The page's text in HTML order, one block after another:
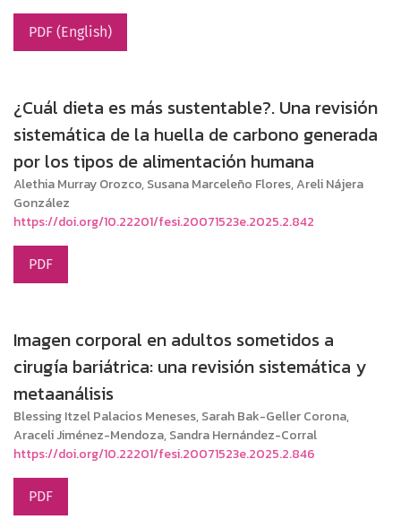
PDF (English)
¿Cuál dieta es más sustentable?. Una revisión
sistemática de la huella de carbono generada
por los tipos de alimentación humana
Alethia Murray Orozco, Susana Marceleño Flores, Areli Nájera
González
https://doi.org/10.22201/fesi.20071523e.2025.2.842
PDF
Imagen corporal en adultos sometidos a
cirugía bariátrica: una revisión sistemática y
metaanálisis
Blessing Itzel Palacios Meneses, Sarah Bak-Geller Corona,
Araceli Jiménez-Mendoza, Sandra Hernández-Corral
https://doi.org/10.22201/fesi.20071523e.2025.2.846
PDF